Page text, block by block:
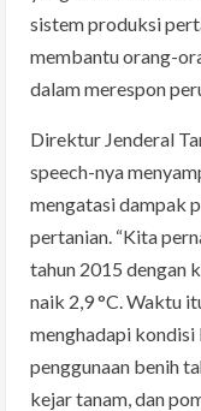
sistem produksi
membantu orang-
dalam merespon
Direktur Jenderal
speech-nya
mengatasi dampak
pertanian. “Kita
tahun 2015 dengan
naik 2,9 °C. Waktu
menghadapi
penggunaan benih
kejar tanam, dan